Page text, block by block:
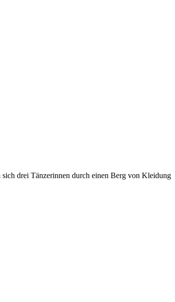
drei Tänzerinnen durch einen Berg von Kleidung